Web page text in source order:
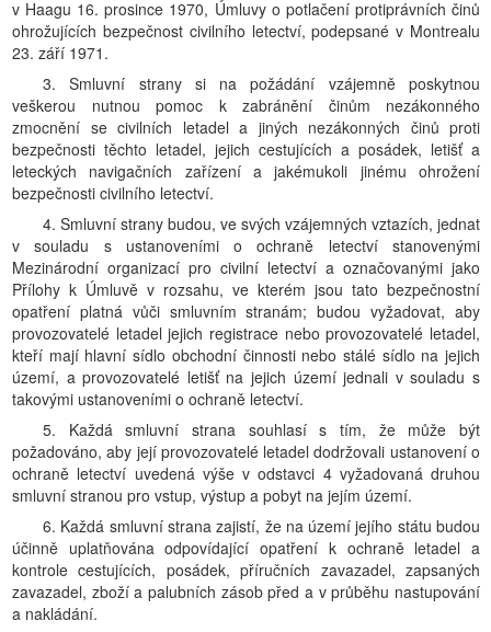
v Haagu 16. prosince 1970, Úmluvy o potlačení protiprávních činů
ohrožujících bezpečnost civilního letectví, podepsané v Montrealu
23. září 1971.
3. Smluvní strany si na požádání vzájemně poskytnou
veškerou nutnou pomoc k zabránění činům nezákonného
zmocnění se civilních letadel a jiných nezákonných činů proti
bezpečnosti těchto letadel, jejich cestujících a posádek, letišť a
leteckých navigačních zařízení a jakémukoli jinému ohrožení
bezpečnosti civilního letectví.
4. Smluvní strany budou, ve svých vzájemných vztazích, jednat
v souladu s ustanoveními o ochraně letectví stanovenými
Mezinárodní organizací pro civilní letectví a označovanými jako
Přílohy k Úmluvě v rozsahu, ve kterém jsou tato bezpečnostní
opatření platná vůči smluvním stranám; budou vyžadovat, aby
provozovatelé letadel jejich registrace nebo provozovatelé letadel,
kteří mají hlavní sídlo obchodní činnosti nebo stálé sídlo na jejich
území, a provozovatelé letišť na jejich území jednali v souladu s
takovými ustanoveními o ochraně letectví.
5. Každá smluvní strana souhlasí s tím, že může být
požadováno, aby její provozovatelé letadel dodržovali ustanovení o
ochraně letectví uvedená výše v odstavci 4 vyžadovaná druhou
smluvní stranou pro vstup, výstup a pobyt na jejím území.
6. Každá smluvní strana zajistí, že na území jejího státu budou
účinně uplatňována odpovídající opatření k ochraně letadel a
kontrole cestujících, posádek, příručních zavazadel, zapsaných
zavazadel, zboží a palubních zásob před a v průběhu nastupování
a nakládání.